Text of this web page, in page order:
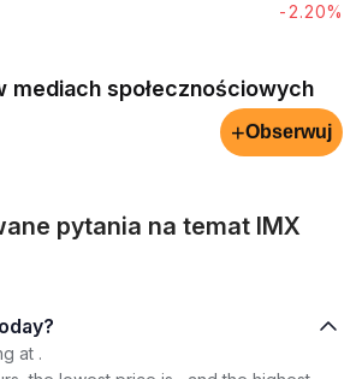
-2.20%
mediach społecznościowych
+Obserwuj
pytania na temat IMX
much is today?
at .